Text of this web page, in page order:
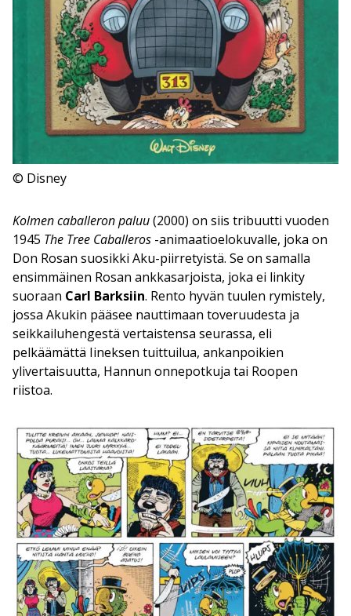
© Disney
Kolmen caballeron paluu(2000) on siis tribuutti vuoden
1945 The Tree Caballeros -animaatioelokuvalle, joka on
Don Rosan suosikki Aku-piirretyistä. Se on samalla
ensimmäinen Rosan ankkasarjoista, joka ei linkity
suoraan Carl Barksiin. Rento hyvän tuulen rymistely,
jossa Akukin pääsee nauttimaan toveruudesta ja
seikkailuhengestä vertaistensa seurassa, eli
pelkäämättä Iineksen tuittuilua, ankanpoikien
ylivertaisuutta, Hannun onnepotkuja tai Roopen
riistoa.